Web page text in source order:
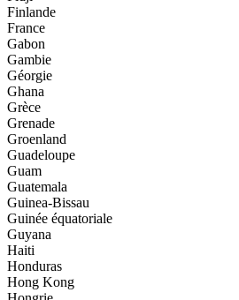
Finlande
France
Gabon
Gambie
Géorgie
Ghana
Grèce
Grenade
Groenland
Guadeloupe
Guam
Guatemala
Guinea-Bissau
Guinée équatoriale
Guyana
Haiti
Honduras
Hong Kong